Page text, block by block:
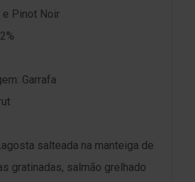
e Pinot Noir
Garrafa
salteada na manteiga de
gratinadas, salmão grelhado